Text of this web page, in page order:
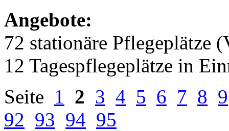
Angebote:
72 stationäre Pflegeplätze
12 Tagespflegeplätze in
Seite 1 2 3 4 5 6 7 8 9
92 93 94 95